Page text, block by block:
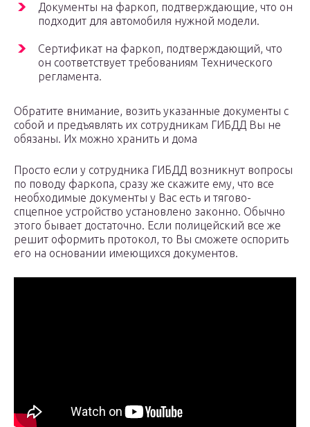
Документы на фаркоп, подтверждающие, что он
подходит для автомобиля нужной модели.
Сертификат на фаркоп, подтверждающий, что
он соответствует требованиям Технического
регламента.
Обратите внимание, возить указанные документы с
собой и предъявлять их сотрудникам ГИБДД Вы не
обязаны. Их можно хранить и дома
Просто если у сотрудника ГИБДД возникнут вопросы
по поводу фаркопа, сразу же скажите ему, что все
необходимые документы у Вас есть и тягово-
спцепное устройство установлено законно. Обычно
этого бывает достаточно. Если полицейский все же
решит оформить протокол, то Вы сможете оспорить
его на основании имеющихся документов.